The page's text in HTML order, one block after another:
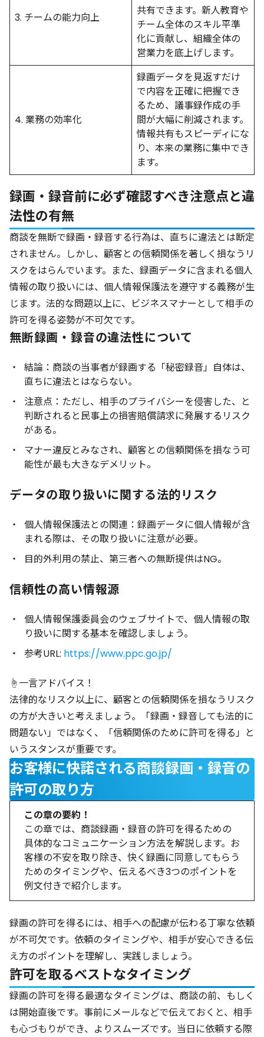
3. チームの能力向上
共有できます。新人教育や
チーム全体のスキル平準
化に貢献し、組織全体の
営業力を底上げします。
4. 業務の効率化
録画データを見返すだけ
で内容を正確に把握でき
るため、議事録作成の手
間が大幅に削減されます。
情報共有もスピーディにな
り、本来の業務に集中でき
ます。
録画・録音前に必ず確認すべき注意点と違
法性の有無
商談を無断で録画・録音する行為は、直ちに違法とは断定
されません。しかし、顧客との信頼関係を著しく損なうリ
スクをはらんでいます。また、録画データに含まれる個人
情報の取り扱いには、個人情報保護法を遵守する義務が生
じます。法的な問題以上に、ビジネスマナーとして相手の
許可を得る姿勢が不可欠です。
無断録画・録音の違法性について
結論：商談の当事者が録画する「秘密録音」自体は、
直ちに違法とはならない。
注意点：ただし、相手のプライバシーを侵害した、と
判断されると民事上の損害賠償請求に発展するリスク
がある。
マナー違反とみなされ、顧客との信頼関係を損なう可
能性が最も大きなデメリット。
データの取り扱いに関する法的リスク
個人情報保護法との関連：録画データに個人情報が含
まれる際は、その取り扱いに注意が必要。
目的外利用の禁止、第三者への無断提供はNG。
信頼性の高い情報源
個人情報保護委員会のウェブサイトで、個人情報の取
り扱いに関する基本を確認しましょう。
参考URL: https://www.ppc.go.jp/
☝️一言アドバイス！
法律的なリスク以上に、顧客との信頼関係を損なうリスク
の方が大きいと考えましょう。「録画・録音しても法的に
問題ない」ではなく、「信頼関係のために許可を得る」と
いうスタンスが重要です。
お客様に快諾される商談録画・録音の
許可の取り方
この章の要約！
この章では、商談録画・録音の許可を得るための
具体的なコミュニケーション方法を解説します。お
客様の不安を取り除き、快く録画に同意してもらう
ためのタイミングや、伝えるべき3つのポイントを
例文付きで紹介します。
録画の許可を得るには、相手への配慮が伝わる丁寧な依頼
が不可欠です。依頼のタイミングや、相手が安心できる伝
え方のポイントを理解し、実践しましょう。
許可を取るベストなタイミング
録画の許可を得る最適なタイミングは、商談の前、もしく
は開始直後です。事前にメールなどで伝えておくと、相手
も心づもりができ、よりスムーズです。当日に依頼する際